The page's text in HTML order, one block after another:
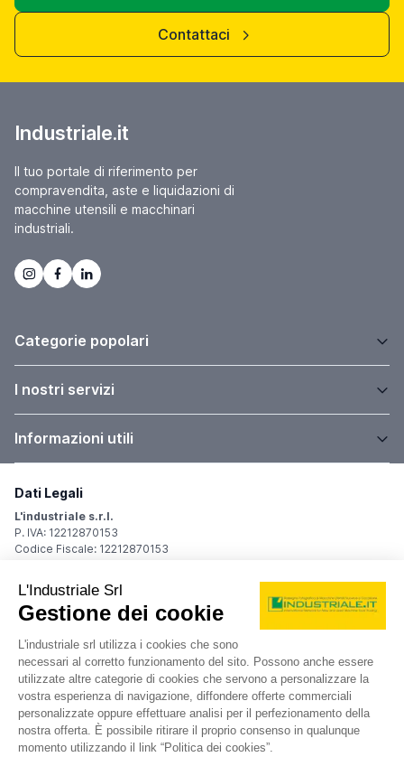
Contattaci
Industriale.it
Il tuo portale di riferimento per
compravendita, aste e liquidazioni di
macchine utensili e macchinari
industriali.
Categorie popolari
I nostri servizi
Informazioni utili
Dati Legali
L'industriale s.r.l.
P. IVA: 12212870153
Codice Fiscale: 12212870153
Sede Legale
Via Carlo Dolci, 32
20148 Milano (MI)
Italy
Registro Imprese
Iscrizione R.I.: 12212870153
REA: MI-1539011
Capitale sociale: Euro 10.400,00 i.v.